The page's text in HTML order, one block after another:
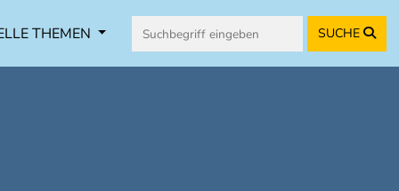
THEMEN SUCHE